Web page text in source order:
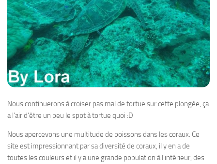
Nous continuerons à croiser pas mal de tortue sur cette plongée, ça
a l’air d’être un peu le spot à tortue quoi :D
Nous apercevons une multitude de poissons dans les coraux. Ce
site est impressionnant par sa diversité de coraux, il y en a de
toutes les couleurs et il y a une grande population à l’intérieur, des